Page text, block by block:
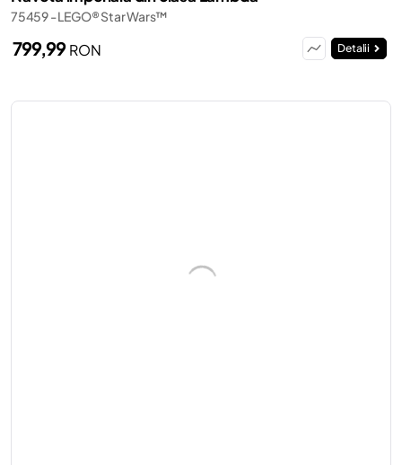
75459 - LEGO® Star Wars™
799,99RON Detalii